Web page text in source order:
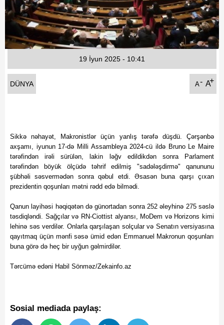
Qarabag Zəfəri
DÜNYA A- A+
19 İyun 2025 - 10:41
Sikkə nəhayət, Makronistlər üçün yanlış tərəfə düşdü. Çərşənbə
axşamı, iyunun 17-də Milli Assambleya 2024-cü ildə Bruno Le Maire
tərəfindən irəli sürülən, lakin ləğv edildikdən sonra Parlament
tərəfindən böyük ölçüdə təhrif edilmiş "sadələşdirmə" qanununu
şübhəli səsvermədən sonra qəbul etdi. Əsasən buna qarşı çıxan
prezidentin qoşunları mətni rədd edə bilmədi.
Qanun layihəsi həqiqətən də günortadan sonra 252 əleyhinə 275 səslə
təsdiqləndi. Sağçılar və RN-Ciottist alyansı, MoDem və Horizons kimi
lehinə səs verdilər. Onlarla qarşılaşan solçular və Senatın versiyasına
qayıtmaq üçün mənfi səsə ümid edən Emmanuel Makronun qoşunları
buna görə də heç bir uyğun gəlmirdilər.
Tərcümə edəni Habil Sönməz/Zekainfo.az
Sosial mediada paylaş: